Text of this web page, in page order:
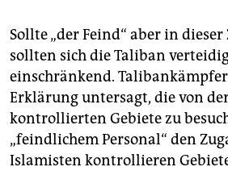
Sollte „der Feind“ aber in
sollten sich die Taliban
einschränkend.
Erklärung untersagt, die von
kontrollierten Gebiete zu
„feindlichem Personal“ den
Islamisten kontrollieren